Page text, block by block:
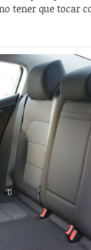
tener que tocar